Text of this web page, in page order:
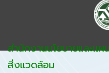
สำนักงานนโยบายและแ
สิ่งแวดล้อม